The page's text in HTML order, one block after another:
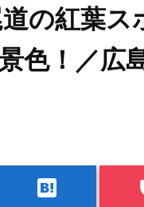
道の紅葉ス
色！／広
hatenabookmark